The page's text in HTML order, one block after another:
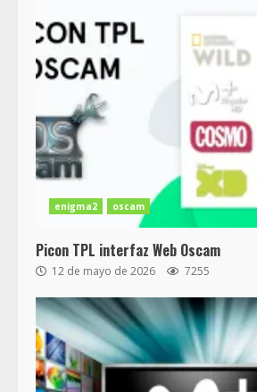
enigma2 oscam
Picon TPL interfaz Web Oscam
12 de mayo de 2026 7255